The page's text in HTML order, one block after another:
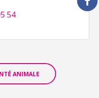
54
ANIMALE